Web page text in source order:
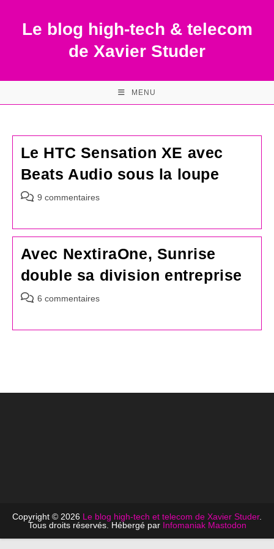
contentLe blog high-tech & telecom
de Xavier Studer
MENU
Le HTC Sensation XE avec
Beats Audio sous la loupe
Commentaires
publication :
9 commentaires
Avec NextiraOne, Sunrise
double sa division entreprise
Commentaires
6 commentaires
Copyright © 2026 Le blog high-tech et telecom de Xavier Studer.
Tous droits réservés. Hébergé par Infomaniak Mastodon